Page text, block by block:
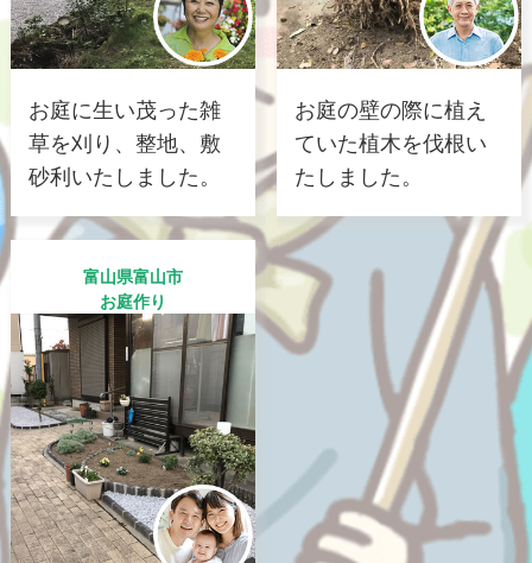
お庭に生い茂った雑
草を刈り、整地、敷
砂利いたしました。
お庭の壁の際に植え
ていた植木を伐根い
たしました。
富山県富山市
お庭作り